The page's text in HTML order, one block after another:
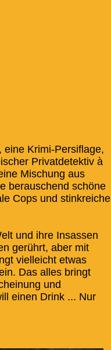
eine Krimi-Persiflage,
Privatdetektiv à
Mischung aus
berauschend schöne
Cops und stinkreiche
und ihre Insassen
gerührt, aber mit
vielleicht etwas
Das alles bringt
und
einen Drink ... Nur